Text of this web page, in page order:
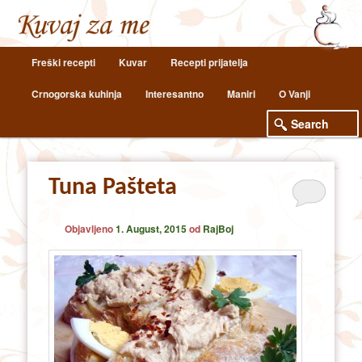
Skip
to
primary
Skip
to
secondary
Freški recepti Kuvar Recepti prijatelja
Crnogorska kuhinja Interesantno Maniri O Vanji
Tuna Pašteta
Objavljeno1. August, 2015od RajBoj